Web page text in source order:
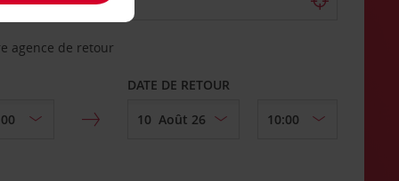
agence de retour
DATE DE RETOUR